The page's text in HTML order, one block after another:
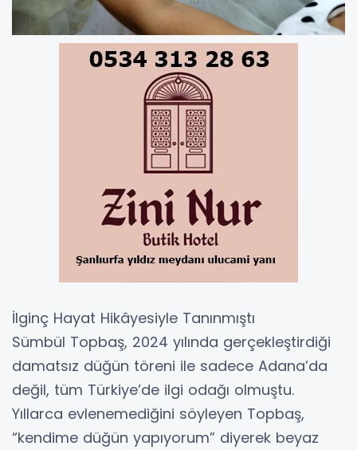
İlginç Hayat Hikâyesiyle Tanınmıştı
Sümbül Topbaş, 2024 yılında gerçekleştirdiği
damatsız düğün töreni ile sadece Adana’da
değil, tüm Türkiye’de ilgi odağı olmuştu.
Yıllarca evlenemediğini söyleyen Topbaş,
“kendime düğün yapıyorum” diyerek beyaz